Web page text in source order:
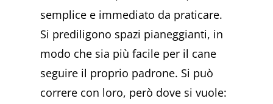
semplice e immediato da praticare.
Si prediligono spazi pianeggianti, in
modo che sia più facile per il cane
seguire il proprio padrone. Si può
correre con loro, però dove si vuole: